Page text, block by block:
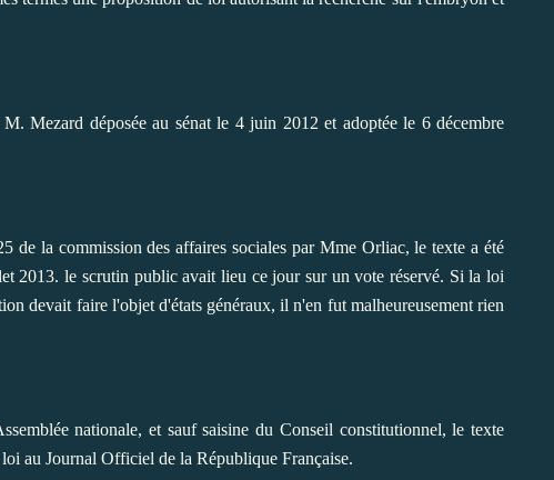
Mezard déposée au sénat le 4 juin 2012 et adoptée le 6 décembre
de la commission des affaires sociales par Mme Orliac, le texte a été
2013. le scrutin public avait lieu ce jour sur un vote réservé. Si la loi
devait faire l'objet d'états généraux, il n'en fut malheureusement rien
nationale, et sauf saisine du Conseil constitutionnel, le texte
au Journal Officiel de la République Française.